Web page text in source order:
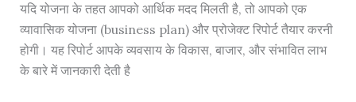
यदि योजना के तहत आपको आर्थिक मदद मिलती है, तो आपको एक
व्यावासिक योजना (business plan) और प्रोजेक्ट रिपोर्ट तैयार करनी
होगी। यह रिपोर्ट आपके व्यवसाय के विकास, बाजार, और संभावित लाभ
के बारे में जानकारी देती है